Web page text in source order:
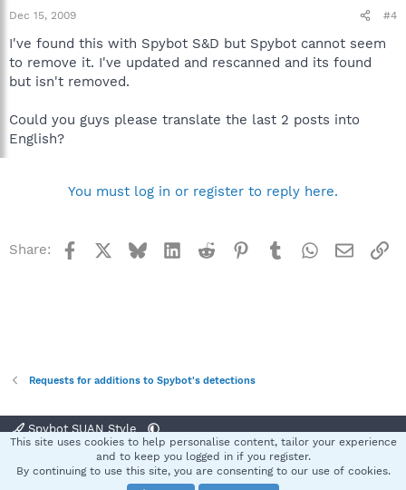
Dec 15, 2009 #4
I've found this with Spybot S&D but Spybot cannot seem
to remove it. I've updated and rescanned and its found
but isn't removed.
Could you guys please translate the last 2 posts into
English?
You must log in or register to reply here.
Share: Facebook BlueskyLinkedInReddit Pinterest
TumblrWhatsApp
Email
Requests for additions to Spybot's detections
Spybot SUAN Style
Terms and rules Privacy policy Help
S
This site uses cookies to help personalise content, tailor your experience
and to keep you logged in if you register.
By continuing to use this site, you are consenting to our use of cookies.